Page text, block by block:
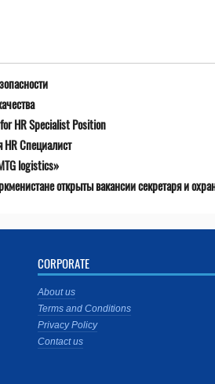
HR Specialist Position
HR Специалист
logistics»
открыты вакансии секретаря и
CORPORATE
About us
Terms and Conditions
Privacy Policy
Contact us